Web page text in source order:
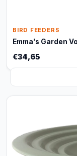
BIRD FEEDERS
Emma's Garden
€34,65